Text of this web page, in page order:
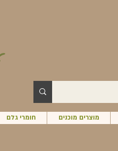
מוצרים מוכנים חומרי גלם